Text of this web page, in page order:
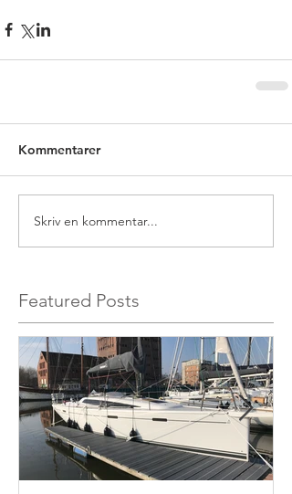
Kommentarer
Skriv en kommentar...
Featured Posts